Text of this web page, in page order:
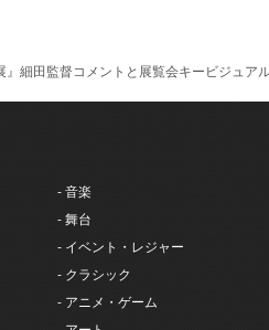
』細田監督コメントと展覧会キービジュア
- 音楽
- 舞台
- イベント・レジャー
- クラシック
- アニメ・ゲーム